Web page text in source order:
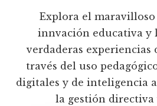
educativas
digitales
inteligencia
artificial.
Explora el
innvación educativa y
verdaderas experiencias
través del uso
digitales y de inteligencia
la gestión directiva